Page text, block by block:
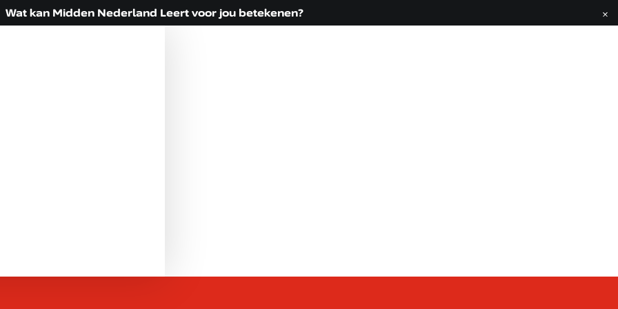
Wat kan Midden Nederland Leert voor jou betekenen?